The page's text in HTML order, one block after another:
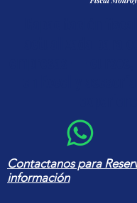
Contactanos para
información